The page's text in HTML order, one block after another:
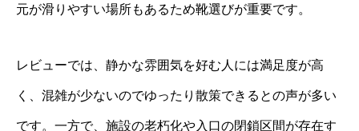
元が滑りやすい場所もあるため靴選びが重要です。
レビューでは、静かな雰囲気を好む人には満足度が高
く、混雑が少ないのでゆったり散策できるとの声が多い
です。一方で、施設の老朽化や入口の閉鎖区間が存在す